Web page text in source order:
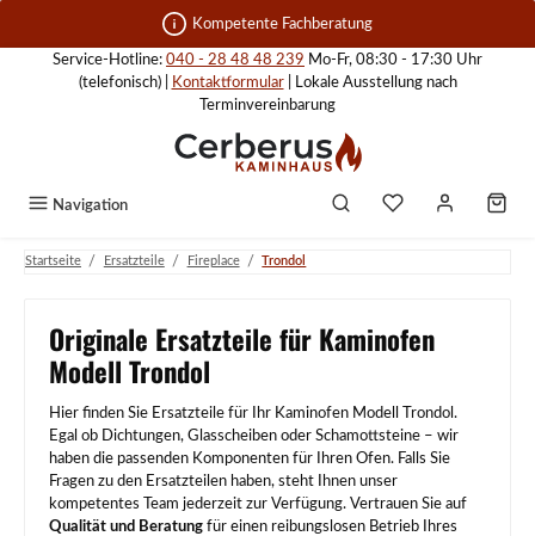
Zum Hauptinhalt springen Kompetente Fachberatung
Service-Hotline: 040 - 28 48 48 239 Mo-Fr, 08:30 - 17:30 Uhr
(telefonisch) |
Kontaktformular| Lokale Ausstellung nach
Terminvereinbarung
Navigation
Startseite / Ersatzteile / Fireplace / Trondol
Originale Ersatzteile für Kaminofen
Modell Trondol
Hier finden Sie Ersatzteile für Ihr Kaminofen Modell Trondol.
Egal ob Dichtungen, Glasscheiben oder Schamottsteine – wir
haben die passenden Komponenten für Ihren Ofen. Falls Sie
Fragen zu den Ersatzteilen haben, steht Ihnen unser
kompetentes Team jederzeit zur Verfügung. Vertrauen Sie auf
Qualität und Beratung für einen reibungslosen Betrieb Ihres